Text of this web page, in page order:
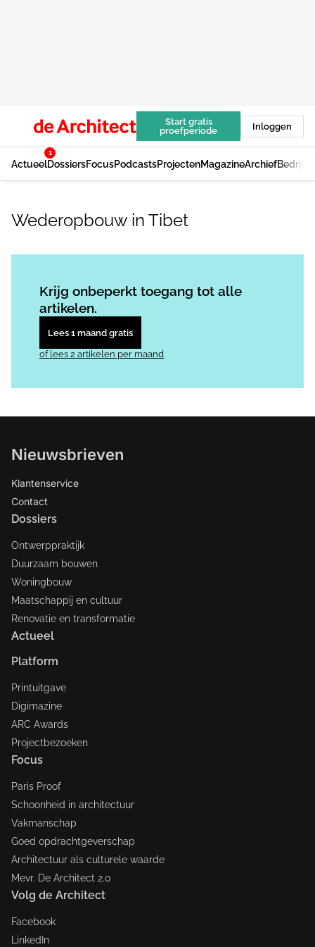
Start gratis
proefperiode
Inloggen
Actueel
1
DossiersFocusPodcastsProjectenMagazineArchief
Wederopbouw in Tibet
Krijg onbeperkt toegang tot alle
artikelen.
Lees 1 maand gratis
of lees 2 artikelen per maand
Nieuwsbrieven
Klantenservice
Contact
Dossiers
Ontwerppraktijk
Duurzaam bouwen
Woningbouw
Maatschappij en cultuur
Renovatie en transformatie
Actueel
Platform
Printuitgave
Digimazine
ARC Awards
Projectbezoeken
Focus
Paris Proof
Schoonheid in architectuur
Vakmanschap
Goed opdrachtgeverschap
Architectuur als culturele waarde
Mevr. De Architect 2.0
Volg de Architect
Facebook
LinkedIn